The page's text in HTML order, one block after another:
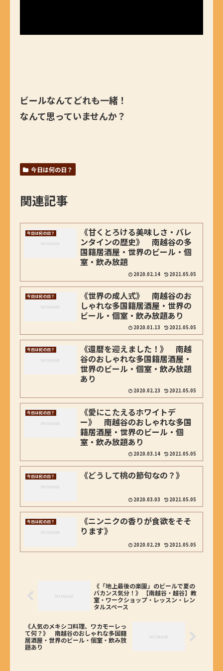
ビールなんてどれも一緒！
なんて思っていませんか？
今日は何の日？
関連記事
今日は何の日？
《甘くとろける美味しさ・バレ
ンタインの歴史》 南越谷の多
国籍居酒屋・世界のビール・個
室・飲み放題
2020.02.14 2021.05.05
今日は何の日？
《世界の成人式》 南越谷のお
しゃれな多国籍居酒屋・世界の
ビール・個室・飲み放題あり
2020.01.13 2021.05.05
今日は何の日？
《還暦を迎えました！》 南越
谷のおしゃれな多国籍居酒屋・
世界のビール・個室・飲み放題
あり
2020.02.23 2021.05.05
今日は何の日？
《愛にこたえるホワイトデ
ー》 南越谷のおしゃれな多国
籍居酒屋・世界のビール・個
室・飲み放題あり
2020.03.14 2021.05.05
今日は何の日？ 《どうして桃の節句なの？》
2020.03.03 2021.05.05
今日は何の日？
《ニンニクの香りが食欲をそそ
ります》
2020.02.29 2021.05.05
《「地上最後の楽園」のビールで夏の
バカンス気分！》 【南越谷・越谷】教
室・ワークショップ・レッスン・レン
タルスペース
《人気のメキシコ料理、ワカモーレっ
て何？》 南越谷のおしゃれな多国籍
居酒屋・世界のビール・個室・飲み放
題あり